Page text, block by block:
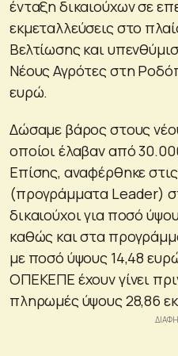
ένταξη δικαιούχων σε
εκμεταλλεύσεις στο
Βελτίωσης και
Νέους Αγρότες στη
ευρώ.
Δώσαμε βάρος στους
οποίοι έλαβαν από
Επίσης, αναφέρθηκε
(προγράμματα Leader)
δικαιούχοι για ποσό
καθώς και στα
με ποσό ύψους 14,48
ΟΠΕΚΕΠΕ έχουν γίνει
πληρωμές ύψους 28,86